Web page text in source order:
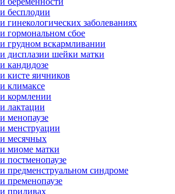
бесплодии
гинекологических заболеваниях
гормональном сбое
грудном вскармливании
дисплазии шейки матки
кандидозе
кисте яичников
климаксе
кормлении
лактации
менопаузе
менструации
месячных
миоме матки
постменопаузе
предменструальном синдроме
пременопаузе
приливах